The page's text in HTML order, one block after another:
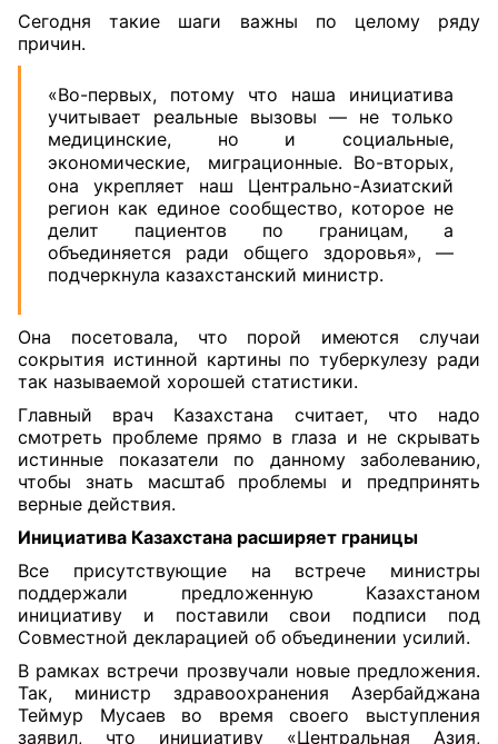
Сегодня такие шаги важны по целому ряду
причин.
«Во-первых, потому что наша инициатива
учитывает реальные вызовы — не только
медицинские, но и социальные,
экономические, миграционные. Во-вторых,
она укрепляет наш Центрально-Азиатский
регион как единое сообщество, которое не
делит пациентов по границам, а
объединяется ради общего здоровья», —
подчеркнула казахстанский министр.
Она посетовала, что порой имеются случаи
сокрытия истинной картины по туберкулезу ради
так называемой хорошей статистики.
Главный врач Казахстана считает, что надо
смотреть проблеме прямо в глаза и не скрывать
истинные показатели по данному заболеванию,
чтобы знать масштаб проблемы и предпринять
верные действия.
Инициатива Казахстана расширяет границы
Все присутствующие на встрече министры
поддержали предложенную Казахстаном
инициативу и поставили свои подписи под
Совместной декларацией об объединении усилий.
В рамках встречи прозвучали новые предложения.
Так, министр здравоохранения Азербайджана
Теймур Мусаев во время своего выступления
заявил, что инициативу «Центральная Азия,